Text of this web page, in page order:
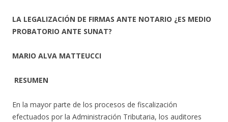
LA LEGALIZACIÓN DE FIRMAS ANTE NOTARIO ¿ES MEDIO
PROBATORIO ANTE SUNAT?
MARIO ALVA MATTEUCCI
RESUMEN
En la mayor parte de los procesos de fiscalización
efectuados por la Administración Tributaria, los auditores